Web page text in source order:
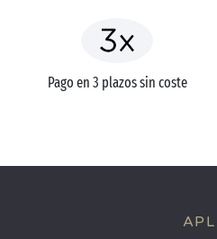
Pago en 3 plazos sin coste